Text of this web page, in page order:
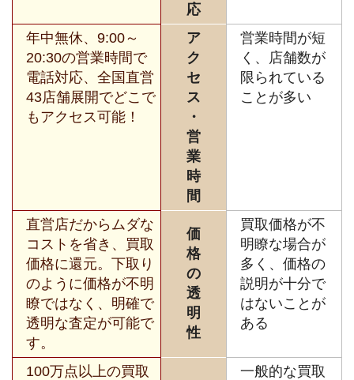
応
年中無休、9:00～
20:30の営業時間で
電話対応、全国直営
43店舗展開でどこで
もアクセス可能！
ア
ク
セ
ス
・
営
業
時
間
営業時間が短
く、店舗数が
限られている
ことが多い
直営店だからムダな
コストを省き、買取
価格に還元。下取り
のように価格が不明
瞭ではなく、明確で
透明な査定が可能で
す。
価
格
の
透
明
性
買取価格が不
明瞭な場合が
多く、価格の
説明が十分で
はないことが
ある
100万点以上の買取
一般的な買取